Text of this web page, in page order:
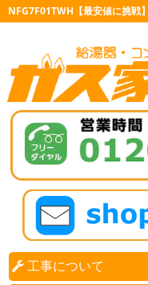
NFG7F01TWH【最安値に挑戦
工事について